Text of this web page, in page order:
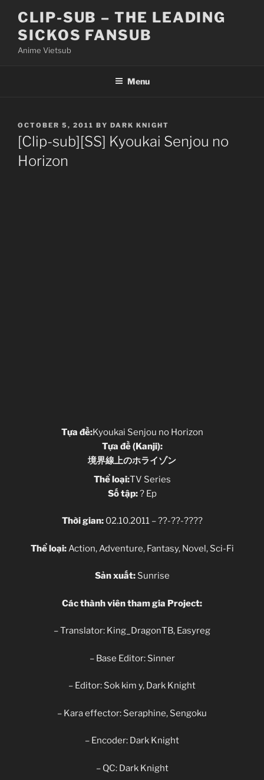
content
CLIP-SUB – THE LEADING
SICKOS FANSUB
Anime Vietsub
Menu
POSTED
ON
OCTOBER 5, 2011 BY DARK KNIGHT
[Clip-sub][SS] Kyoukai Senjou no
Horizon
Tựa đề:Kyoukai Senjou no Horizon
Tựa đề (Kanji):
境界線上のホライゾン
Thể loại:TV Series
Số tập:? Ep
Thời gian:02.10.2011 – ??-??-????
Thể loại:Action, Adventure, Fantasy, Novel, Sci-Fi
Sản xuất:Sunrise
Các thành viên tham gia Project:
– Translator: King_DragonTB, Easyreg
– Base Editor: Sinner
– Editor: Sok kim y, Dark Knight
– Kara effector: Seraphine, Sengoku
– Encoder: Dark Knight
– QC: Dark Knight